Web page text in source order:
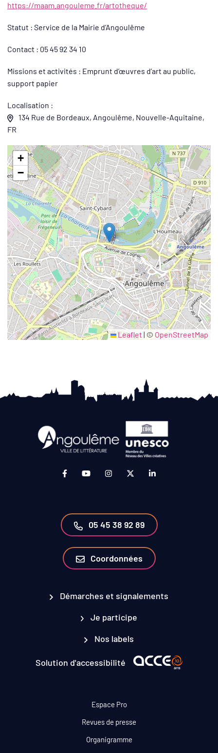
https://maam.angouleme.fr/artotheque/
Statut : Service de la Mairie d’Angoulême
Contact : 05 45 92 34 10
Missions et activités : Emprunt d’œuvres d’art au public,
support papier
Localisation :
134 Rue de Bordeaux, Angoulême, Nouvelle-Aquitaine,
FR
+
−
Leaflet | ©OpenStreetMap
Lien vers le compte Facebook (ouverture
Lien vers la chaîne Youtube
Lien vers le compte
Lien vers le compte
Lien vers le
05 45 38 92 89
Coordonnées
Démarches et signalements
Je participe
Nos labels
Solution d'accessibilité
Espace Pro
Revues de presse
Organigramme